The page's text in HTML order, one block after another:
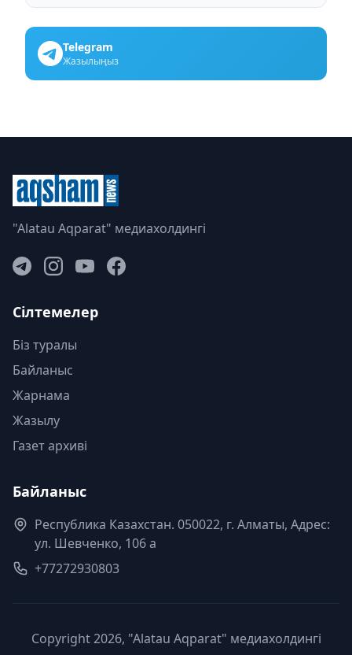
Telegram
Жазылыңыз
"Alatau Aqparat" медиахолдингі
Сілтемелер
Біз туралы
Байланыс
Жарнама
Жазылу
Газет архиві
Байланыс
Республика Казахстан. 050022, г. Алматы, Адрес:
ул. Шевченко, 106 а
+77272930803
Copyright 2026, "Alatau Aqparat" медиахолдингі